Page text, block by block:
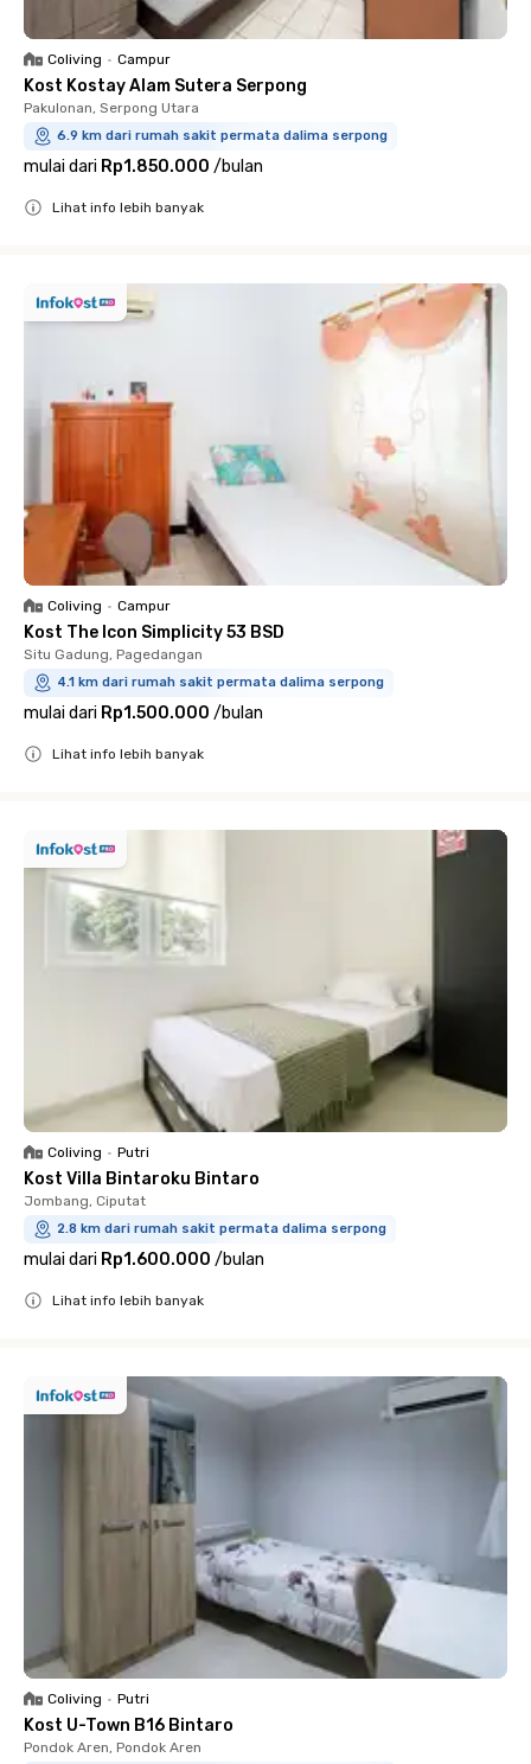
Coliving • Campur
Kost Kostay Alam Sutera Serpong
Pakulonan, Serpong Utara
6.9 km dari rumah sakit permata dalima serpong
mulai dari Rp1.850.000 /bulan
Lihat info lebih banyak
Coliving • Campur
Kost The Icon Simplicity 53 BSD
Situ Gadung, Pagedangan
4.1 km dari rumah sakit permata dalima serpong
mulai dari Rp1.500.000 /bulan
Lihat info lebih banyak
Coliving • Putri
Kost Villa Bintaroku Bintaro
Jombang, Ciputat
2.8 km dari rumah sakit permata dalima serpong
mulai dari Rp1.600.000 /bulan
Lihat info lebih banyak
Coliving • Putri
Kost U-Town B16 Bintaro
Pondok Aren, Pondok Aren